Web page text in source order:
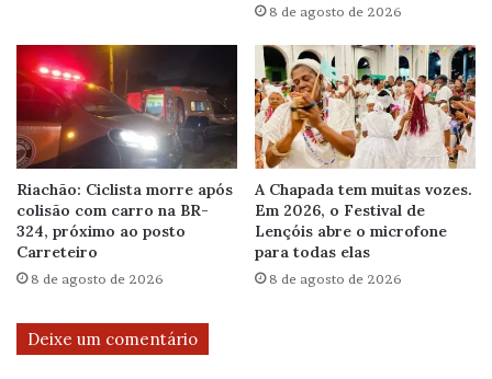
8 de agosto de 2026
Riachão: Ciclista morre após
colisão com carro na BR-
324, próximo ao posto
Carreteiro
8 de agosto de 2026
A Chapada tem muitas vozes.
Em 2026, o Festival de
Lençóis abre o microfone
para todas elas
8 de agosto de 2026
Deixe um comentário